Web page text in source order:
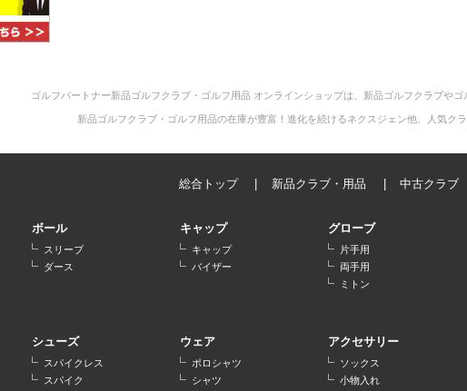
ゴルフパートナー新品ゴルフクラブ・ゴルフ用品 オンラインショップは、新品ゴルフクラブや
新品ゴルフクラブ・ゴルフ用品の在庫が豊富！進化を続けるネクスジェン他、人気ク
総合トップ 新品クラブ・用品 中古クラブ
ボール
スリーブ
ダース
キャップ
キャップ
バイザー
グローブ
片手用
両手用
ミトン
シューズ
スパイクレス
スパイク
ウェア
ポロシャツ
シャツ
アクセサリー
ソックス
小物入れ